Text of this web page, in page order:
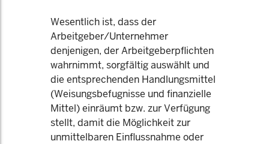
Wesentlich ist, dass der
Arbeitgeber/Unternehmer
denjenigen, der Arbeitgeberpflichten
wahrnimmt, sorgfältig auswählt und
die entsprechenden Handlungsmittel
(Weisungsbefugnisse und finanzielle
Mittel) einräumt bzw. zur Verfügung
stellt, damit die Möglichkeit zur
unmittelbaren Einflussnahme oder